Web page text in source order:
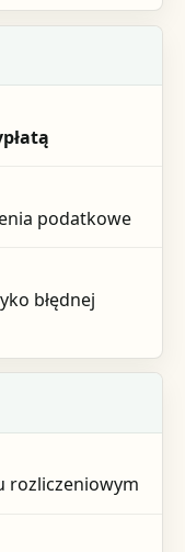
podatkowe
błędnej
rozliczeniowym